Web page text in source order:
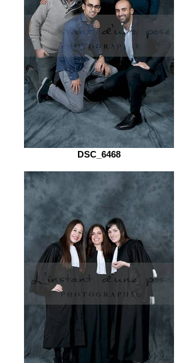
DSC_6468